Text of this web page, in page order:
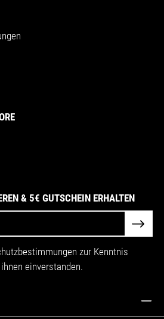
& 5€ GUTSCHEIN ERHALTEN
zur Kenntnis
einverstanden.